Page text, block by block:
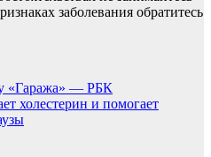
заболевания обратитесь
«Гаража» — РБК
холестерин и помогает